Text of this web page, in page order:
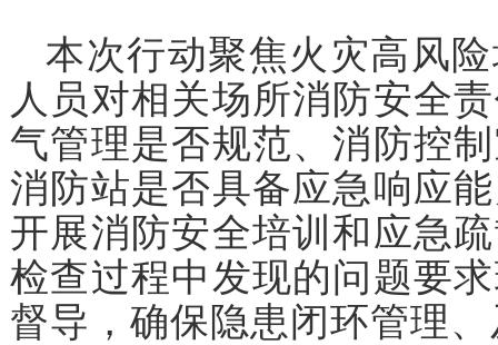
本次行动聚焦火灾高风
人员对相关场所消防安全
气管理是否规范、消防控
消防站是否具备应急响应
开展消防安全培训和应急
检查过程中发现的问题要
督导，确保隐患闭环管理